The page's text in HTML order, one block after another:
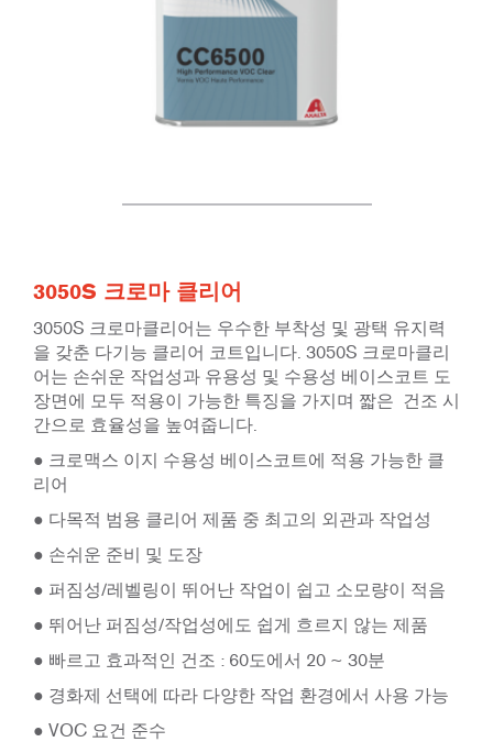
3050S 크로마 클리어
3050S 크로마클리어는 우수한 부착성 및 광택 유지력
을 갖춘 다기능 클리어 코트입니다. 3050S 크로마클리
어는 손쉬운 작업성과 유용성 및 수용성 베이스코트 도
장면에 모두 적용이 가능한 특징을 가지며 짧은 건조 시
간으로 효율성을 높여줍니다.
● 크로맥스 이지 수용성 베이스코트에 적용 가능한 클
리어
● 다목적 범용 클리어 제품 중 최고의 외관과 작업성
● 손쉬운 준비 및 도장
● 퍼짐성/레벨링이 뛰어난 작업이 쉽고 소모량이 적음
● 뛰어난 퍼짐성/작업성에도 쉽게 흐르지 않는 제품
● 빠르고 효과적인 건조 : 60도에서 20 ~ 30분
● 경화제 선택에 따라 다양한 작업 환경에서 사용 가능
● VOC 요건 준수